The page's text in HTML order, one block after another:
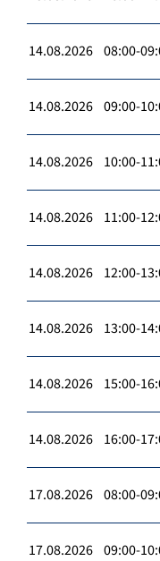
14.08.2026 08:00-
14.08.2026 09:00-
14.08.2026 10:00-
14.08.2026 11:00-
14.08.2026 12:00-
14.08.2026 13:00-
14.08.2026 15:00-
14.08.2026 16:00-
17.08.2026 08:00-
17.08.2026 09:00-